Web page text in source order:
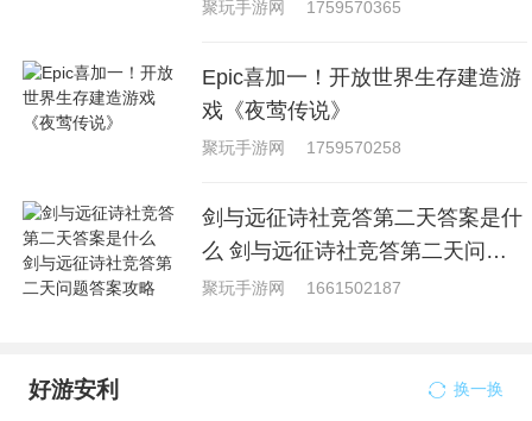
聚玩手游网 1759570365
Epic喜加一！开放世界生存建造游
戏《夜莺传说》
聚玩手游网 1759570258
剑与远征诗社竞答第二天答案是什
么 剑与远征诗社竞答第二天问题
答案攻略
聚玩手游网 1661502187
好游安利 换一换